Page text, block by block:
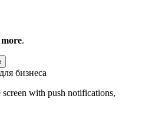
.
бизнеса
with push notifications,